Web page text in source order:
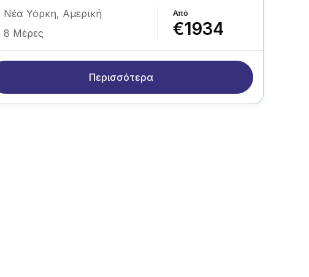
Νέα Υόρκη, Αμερική
8 Μέρες
€1934
Περισσότερα